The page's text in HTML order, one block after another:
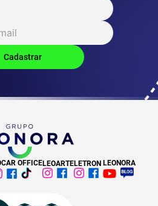
OFFICELEOARTELETRON LEONORA